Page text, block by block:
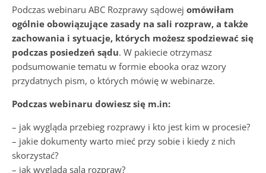
Podczas webinaru ABC Rozprawy sądowej omówiłam
ogólnie obowiązujące zasady na sali rozpraw, a także
zachowania i sytuacje, których możesz spodziewać się
podczas posiedzeń sądu. W pakiecie otrzymasz
podsumowanie tematu w formie ebooka oraz wzory
przydatnych pism, o których mówię w webinarze.
Podczas webinaru dowiesz się m.in:
– jak wygląda przebieg rozprawy i kto jest kim w procesie?
– jakie dokumenty warto mieć przy sobie i kiedy z nich
skorzystać?
– jak wyglada sala rozpraw?